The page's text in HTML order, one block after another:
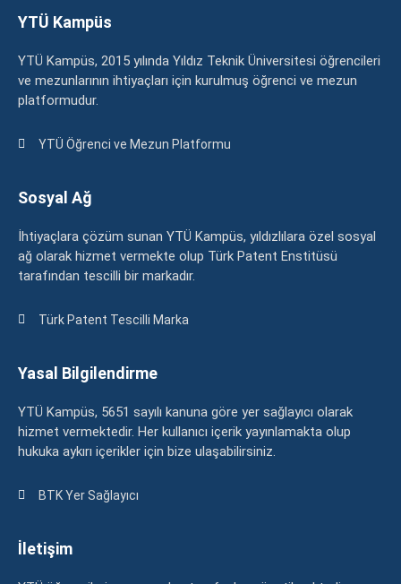
YTÜ Kampüs
YTÜ Kampüs, 2015 yılında Yıldız Teknik Üniversitesi öğrencileri
ve mezunlarının ihtiyaçları için kurulmuş öğrenci ve mezun
platformudur.
YTÜ Öğrenci ve Mezun Platformu
Sosyal Ağ
İhtiyaçlara çözüm sunan YTÜ Kampüs, yıldızlılara özel sosyal
ağ olarak hizmet vermekte olup Türk Patent Enstitüsü
tarafından tescilli bir markadır.
Türk Patent Tescilli Marka
Yasal Bilgilendirme
YTÜ Kampüs, 5651 sayılı kanuna göre yer sağlayıcı olarak
hizmet vermektedir. Her kullanıcı içerik yayınlamakta olup
hukuka aykırı içerikler için bize ulaşabilirsiniz.
BTK Yer Sağlayıcı
İletişim